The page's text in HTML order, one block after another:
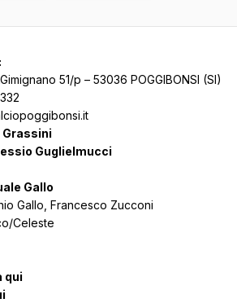
51/p – 53036 POGGIBONSI (SI)
Grassini
Guglielmucci
Gallo
Gallo, Francesco Zucconi
Celeste
qui